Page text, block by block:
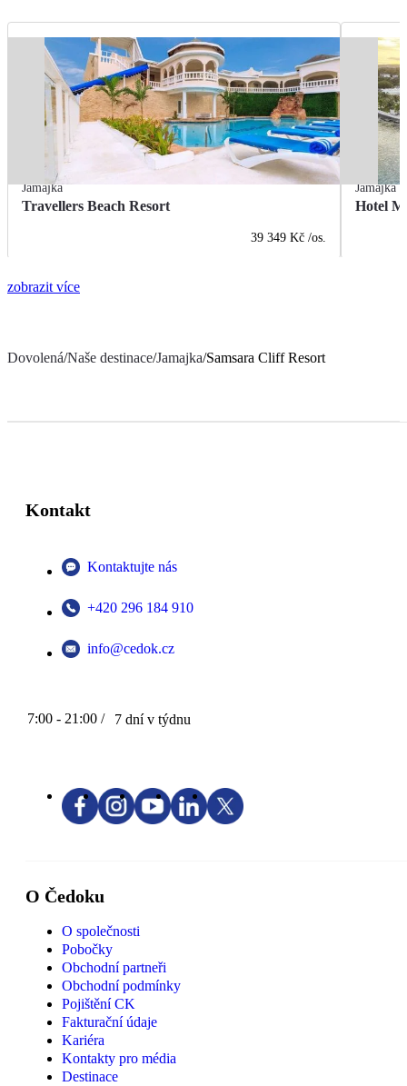
Jamajka
Travellers Beach Resort
39 349 Kč /os.
Jamajka
Hotel
zobrazit více
Dovolená/Naše destinace/Jamajka/Samsara Cliff Resort
Kontakt
Kontaktujte nás
+420 296 184 910
info@cedok.cz
7:00 - 21:00 / 7 dní v týdnu
O Čedoku
O společnosti
Pobočky
Obchodní partneři
Obchodní podmínky
Pojištění CK
Fakturační údaje
Kariéra
Kontakty pro média
Destinace